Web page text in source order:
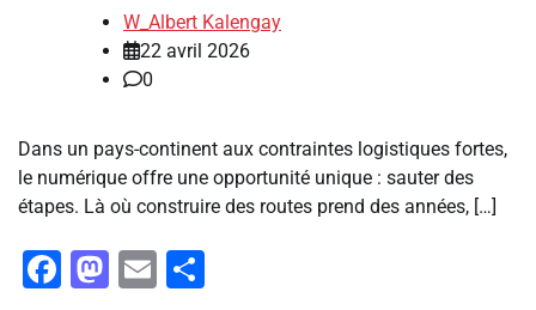
W_Albert Kalengay
22 avril 2026
0
Dans un pays-continent aux contraintes logistiques fortes,
le numérique offre une opportunité unique : sauter des
étapes. Là où construire des routes prend des années, […]
Facebook
Mastodon
Email